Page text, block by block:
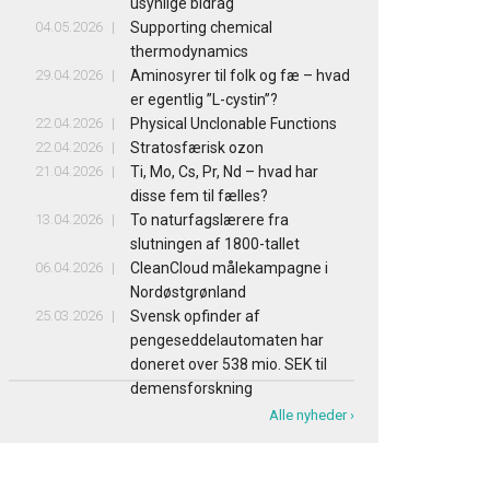
usynlige bidrag
04.05.2026
Supporting chemical
thermodynamics
29.04.2026
Aminosyrer til folk og fæ – hvad
er egentlig ”L-cystin”?
22.04.2026 Physical Unclonable Functions
22.04.2026 Stratosfærisk ozon
21.04.2026
Ti, Mo, Cs, Pr, Nd – hvad har
disse fem til fælles?
13.04.2026
To naturfagslærere fra
slutningen af 1800-tallet
06.04.2026
CleanCloud målekampagne i
Nordøstgrønland
25.03.2026
Svensk opfinder af
pengeseddelautomaten har
doneret over 538 mio. SEK til
demensforskning
Alle nyheder ›